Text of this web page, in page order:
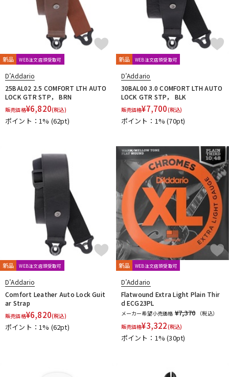
新品 WEB注文店頭受取可
D’Addario
25BAL02 2.5 COMFORT LTH AUTO
LOCK GTR STP， BRN
販売価格¥6,820(税込)
ポイント：1% (62pt)
新品 WEB注文店頭受取可
D’Addario
30BAL00 3.0 COMFORT LTH AUTO
LOCK GTR STP， BLK
販売価格¥7,700(税込)
ポイント：1%(70pt)
新品 WEB注文店頭受取可
D’Addario
Comfort Leather Auto Lock Guit
ar Strap
販売価格¥6,820(税込)
ポイント：1% (62pt)
新品 WEB注文店頭受取可
D’Addario
Flatwound Extra Light Plain Thir
d ECG23PL
メーカー希望小売価格 ¥7,370
（税込）
販売価格¥3,322(税込)
ポイント：1%(30pt)